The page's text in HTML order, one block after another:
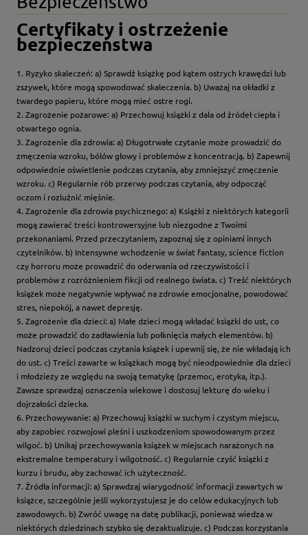
Certyfikaty i ostrzeżenie
bezpieczeństwa
1. Ryzyko skaleczeń: a) Sprawdź książkę pod kątem ostrych krawędzi lub
zszywek, które mogą spowodować skaleczenia. b) Uważaj na okładki z
twardego papieru, które mogą mieć ostre rogi.
2. Zagrożenie pożarowe: a) Przechowuj książki z dala od źródeł ciepła i
otwartego ognia.
3. Zagrożenie dla zdrowia: a) Długotrwałe czytanie może prowadzić do
zmęczenia wzroku, bólów głowy i problemów z koncentracją. b) Zapewnij
odpowiednie oświetlenie podczas czytania, aby zmniejszyć zmęczenie
wzroku. c) Regularnie rób przerwy podczas czytania, aby odpocząć
oczom i rozluźnić mięśnie.
4. Zagrożenie dla zdrowia psychicznego: a) Książki z niektórych kategorii
mogą zawierać treści kontrowersyjne lub niezgodne z Twoimi
przekonaniami. Przed przeczytaniem, zapoznaj się z opiniami innych
czytelników. b) Intensywne wchodzenie w świat fantasy, science fiction
czy horroru może prowadzić do oderwania od rzeczywistości i
problemów z rozróżnieniem fikcji od realnego świata. c) Treść niektórych
książek może negatywnie wpływać na zdrowie emocjonalne, powodować
stres, niepokój, a nawet depresję.
5. Zagrożenie dla dzieci: a) Małe dzieci mogą wkładać książki do ust, co
może prowadzić do zadławienia lub połknięcia małych elementów. b)
Nadzoruj dzieci podczas czytania książek i upewnij się, że nie wkładają ich
do ust. c) Treści zawarte w książkach mogą być nieodpowiednie dla dzieci
i młodzieży ze względu na swoją tematykę (przemoc, erotyka, itp.).
Zawsze sprawdzaj oznaczenia wiekowe i dostosuj lekturę do wieku i
dojrzałości dziecka.
6. Przechowywanie: a) Przechowuj książki w suchym i czystym miejscu,
aby zapobiec rozwojowi pleśni i uszkodzeniom spowodowanym przez
wilgoć. b) Unikaj przechowywania książek w miejscach narażonych na
ekstremalne temperatury i wilgotność. c) Regularnie czyść książki z
kurzu i brudu, aby zachować ich użyteczność.
7. Źródła informacji: a) Sprawdzaj wiarygodność informacji zawartych w
książce, szczególnie jeśli wykorzystujesz je do celów edukacyjnych lub
zawodowych. b) Zwróć uwagę na datę publikacji, ponieważ wiedza w
niektórych dziedzinach szybko się dezaktualizuje. c) Podczas korzystania